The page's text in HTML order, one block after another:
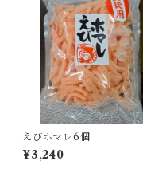
えびホマレ6個
¥3,240